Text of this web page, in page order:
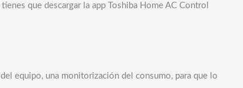
que descargar la app Toshiba Home AC Control
equipo, una monitorización del consumo, para que lo